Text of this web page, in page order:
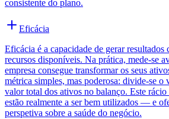
consistente do plano.
Eficácia
Eficácia é a capacidade de gerar resultados
recursos disponíveis. Na prática, mede-se
empresa consegue transformar os seus
métrica simples, mas poderosa: divide-se o
valor total dos ativos no balanço. Este rácio
estão realmente a ser bem utilizados — e
perspetiva sobre a saúde do negócio.